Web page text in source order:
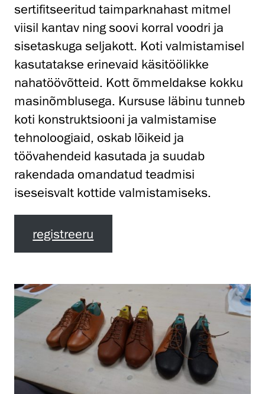
sertifitseeritud taimparknahast mitmel
viisil kantav ning soovi korral voodri ja
sisetaskuga seljakott. Koti valmistamisel
kasutatakse erinevaid käsitöölikke
nahatöövõtteid. Kott õmmeldakse kokku
masinõmblusega. Kursuse läbinu tunneb
koti konstruktsiooni ja valmistamise
tehnoloogiaid, oskab lõikeid ja
töövahendeid kasutada ja suudab
rakendada omandatud teadmisi
iseseisvalt kottide valmistamiseks.
registreeru